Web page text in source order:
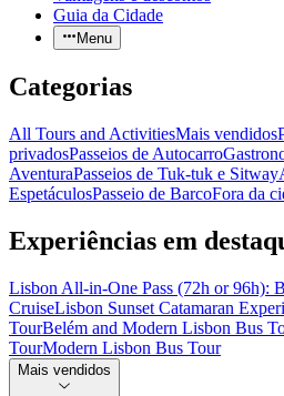
Guia da Cidade
Menu
Categorias
All Tours and ActivitiesMais vendidos
privadosPasseios de Autocarro
AventuraPasseios de Tuk-tuk e Sitway
EspetáculosPasseio de BarcoFora da
Experiências em
Lisbon All-in-One Pass (72h or 96h):
CruiseLisbon Sunset Catamaran
TourBelém and Modern Lisbon Bus
TourModern Lisbon Bus Tour
Mais vendidos